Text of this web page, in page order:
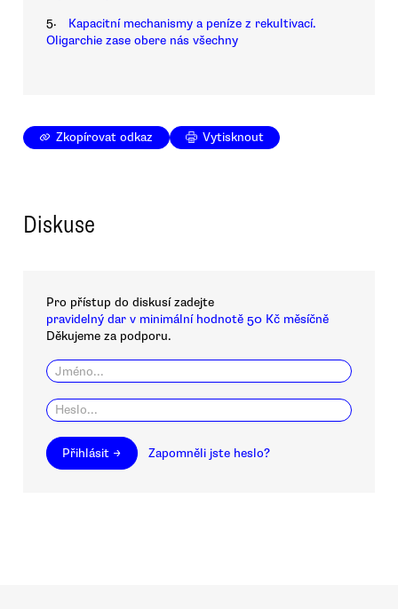
5.
Kapacitní mechanismy a peníze z rekultivací.
Oligarchie zase obere nás všechny
Zkopírovat odkaz Vytisknout
Diskuse
Pro přístup do diskusí zadejte
pravidelný dar v minimální hodnotě 50 Kč měsíčně
Děkujeme za podporu.
Přihlásit → Zapomněli jste heslo?